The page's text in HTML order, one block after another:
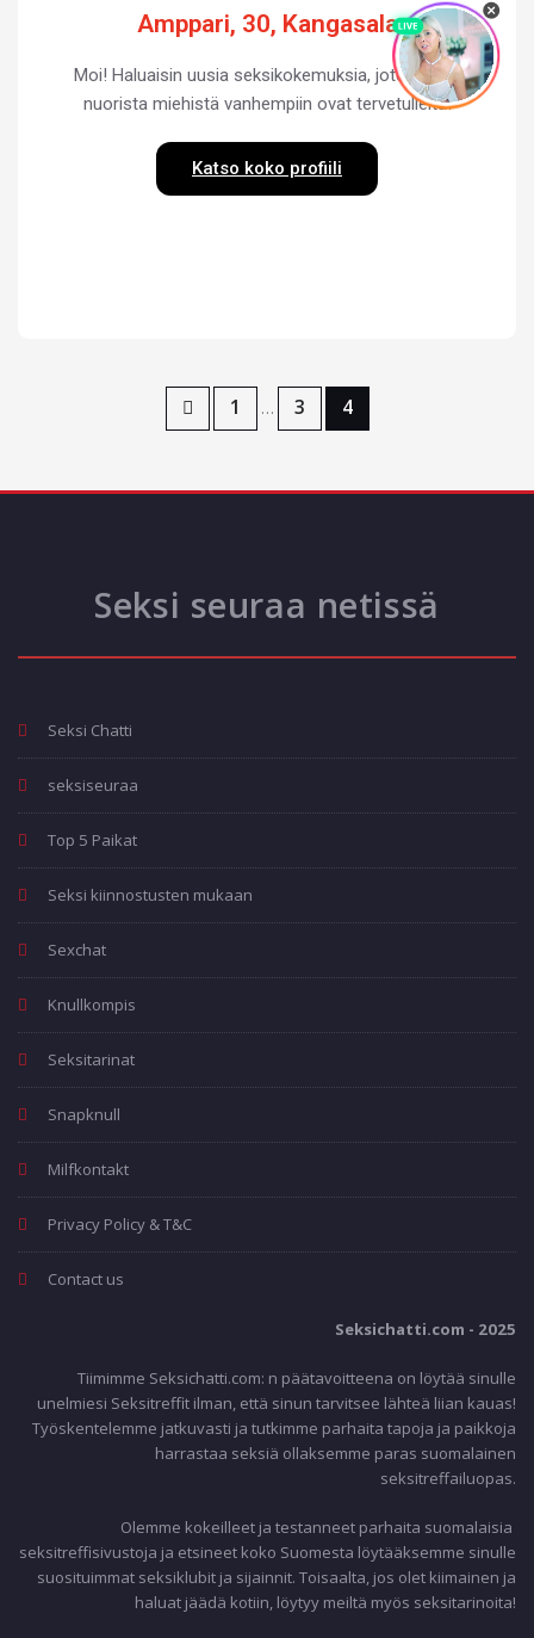
Amppari, 30, Kangasala
Moi! Haluaisin uusia seksikokemuksia, joten kaikki
nuorista miehistä vanhempiin ovat tervetulleita!
Katso koko profiili
1 … 3 4
Seksi seuraa netissä
Seksi Chatti
seksiseuraa
Top 5 Paikat
Seksi kiinnostusten mukaan
Sexchat
Knullkompis
Seksitarinat
Snapknull
Milfkontakt
Privacy Policy & T&C
Contact us
Seksichatti.com - 2025
Tiimimme Seksichatti.com: n päätavoitteena on löytää sinulle
unelmiesi Seksitreffit ilman, että sinun tarvitsee lähteä liian kauas!
Työskentelemme jatkuvasti ja tutkimme parhaita tapoja ja paikkoja
harrastaa seksiä ollaksemme paras suomalainen
seksitreffailuopas.
Olemme kokeilleet ja testanneet parhaita suomalaisia ​​
seksitreffisivustoja ja etsineet koko Suomesta löytääksemme sinulle
suosituimmat seksiklubit ja sijainnit. Toisaalta, jos olet kiimainen ja
haluat jäädä kotiin, löytyy meiltä myös seksitarinoita!